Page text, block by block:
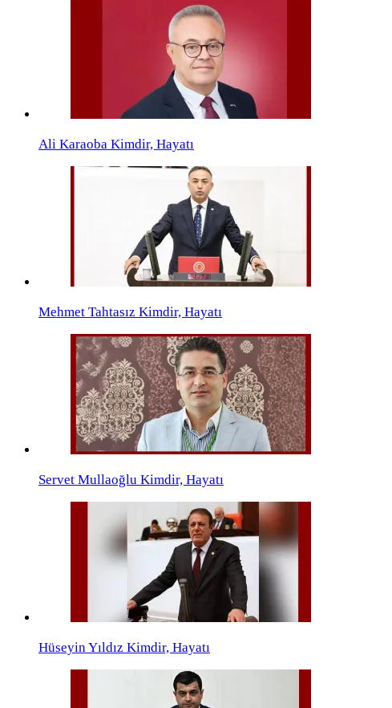
Ali Karaoba Kimdir, Hayatı
Mehmet Tahtasız Kimdir, Hayatı
Servet Mullaoğlu Kimdir, Hayatı
Hüseyin Yıldız Kimdir, Hayatı